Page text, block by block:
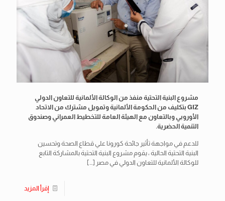
مشروع البنية التحتية منفذ من الوكالة الألمانية للتعاون الدولي
GIZ بتكليف من الحكومة الألمانية وتمويل مشترك من الاتحاد
الأوروبي وبالتعاون مع الهيئة العامة للتخطيط العمراني وصندوق
التنمية الحضرية.
للدعم في مواجهة تأثير جائحة كورونا علي قطاع الصحة وتحسين
البنية التحتية الحالية ، يقوم مشروع البنية التحتية بالمشاركة التابع
للوكالة الألمانية للتعاون الدولي في مصر […]
إقرأ المزيد